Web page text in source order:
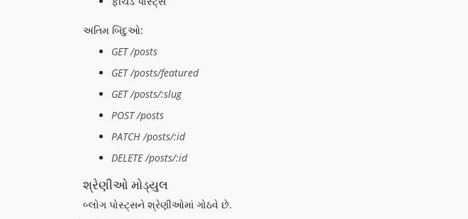
અંતિમ બિંદુઓ:
GET /posts
GET /posts/featured
GET /posts/:slug
POST /posts
PATCH /posts/:id
DELETE /posts/:id
શ્રેણીઓ મોડ્યુલ
બ્લોગ પોસ્ટ્સને શ્રેણીઓમાં ગોઠવે છે.